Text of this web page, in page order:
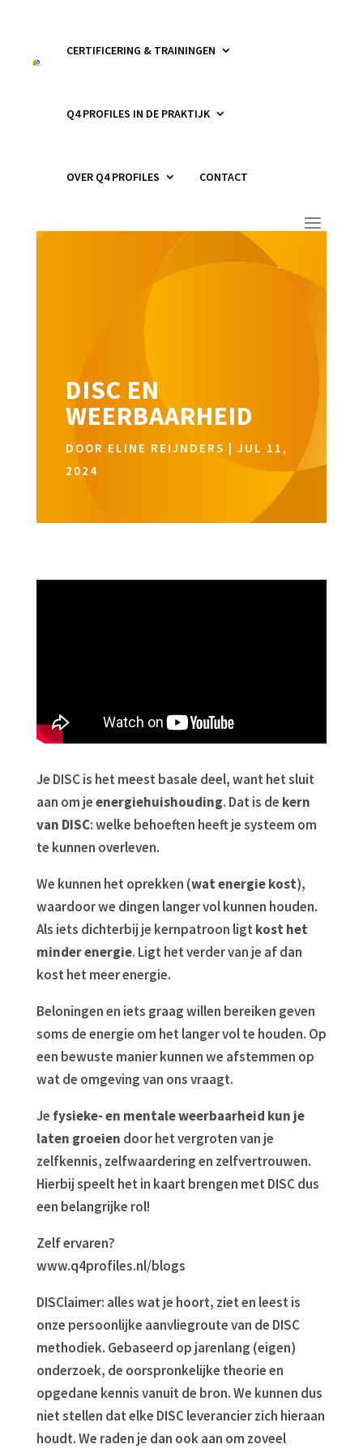
CERTIFICERING & TRAININGEN
Q4 PROFILES IN DE PRAKTIJK
OVER Q4 PROFILES CONTACT
DISC EN
WEERBAARHEID
DOOR ELINE REIJNDERS
JUL 11,
2024
Je DISC is het meest basale deel, want het sluit
aan om jeenergiehuishouding. Dat is de kern
van DISC: welke behoeften heeft je systeem om
te kunnen overleven.
We kunnen het oprekken (wat energie kost),
waardoor we dingen langer vol kunnen houden.
Als iets dichterbij je kernpatroon ligt kost het
minder energie. Ligt het verder van je af dan
kost het meer energie.
Beloningen en iets graag willen bereiken geven
soms de energie om het langer vol te houden. Op
een bewuste manier kunnen we afstemmen op
wat de omgeving van ons vraagt.
Je fysieke- en mentale weerbaarheid kun je
laten groeien door het vergroten van je
zelfkennis, zelfwaardering en zelfvertrouwen.
Hierbij speelt het in kaart brengen met DISC dus
een belangrijke rol!
Zelf ervaren?
www.q4profiles.nl/blogs
DISClaimer: alles wat je hoort, ziet en leest is
onze persoonlijke aanvliegroute van de DISC
methodiek. Gebaseerd op jarenlang (eigen)
onderzoek, de oorspronkelijke theorie en
opgedane kennis vanuit de bron. We kunnen dus
niet stellen dat elke DISC leverancier zich hieraan
houdt. We raden je dan ook aan om zoveel